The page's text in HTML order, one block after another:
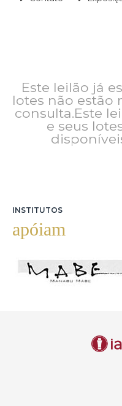
Este leilão já
lotes não estão
consulta.Este
e seus
INSTITUTOS
apóiam